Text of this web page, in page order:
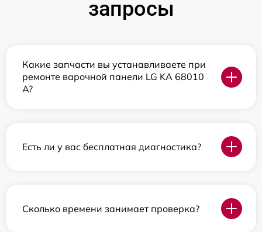
запросы
Какие запчасти вы устанавливаете при
ремонте варочной панели LG KA 68010
A?
Есть ли у вас бесплатная диагностика?
Сколько времени занимает проверка?